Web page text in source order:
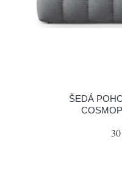
ŠEDÁ